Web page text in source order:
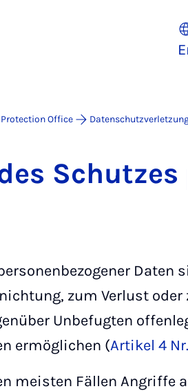
Office
Daten
zum Verlust oder
Unbefugten
ermöglichen (Artikel 4 Nr.
meisten Fällen Angriffe